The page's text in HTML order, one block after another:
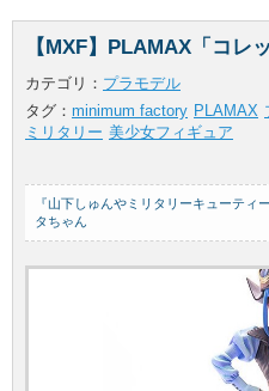
【MXF】PLAMAX「コレ
カテゴリ： プラモデル
タグ： minimum factory PLAMAX
ミリタリー 美少女フィギュア
『山下しゅんやミリタリーキューティ
タちゃん